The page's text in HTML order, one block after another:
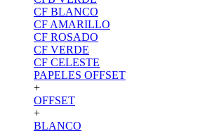
CF BLANCO
CF AMARILLO
CF ROSADO
CF VERDE
CF CELESTE
PAPELES OFFSET
+
OFFSET
+
BLANCO